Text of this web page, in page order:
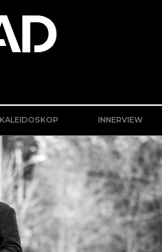
KALEIDOSKOP INNERVIEW